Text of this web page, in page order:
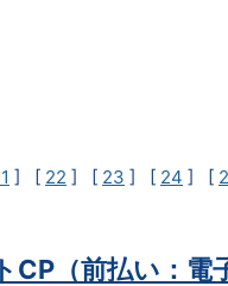
] [ 22 ] [ 23 ] [ 24 ] [
CP（前払い：電